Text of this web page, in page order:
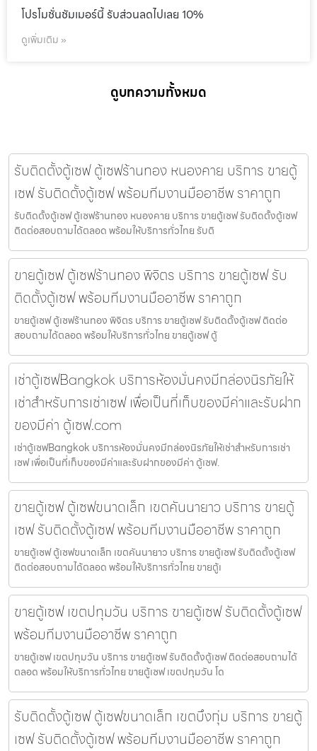
โปรโมชั่นชัมเมอร์นี้ รับส่วนลดไปเลย 10%
ดูเพิ่มเติม »
ดูบทความทั้งหมด
รับติดตั้งตู้เซฟ ตู้เซฟร้านทอง หนองคาย บริการ ขายตู้
เซฟ รับติดตั้งตู้เซฟ พร้อมทีมงานมืออาชีพ ราคาถูก
รับติดตั้งตู้เซฟ ตู้เซฟร้านทอง หนองคาย บริการ ขายตู้เซฟ รับติดตั้งตู้เซฟ
ติดต่อสอบถามได้ตลอด พร้อมให้บริการทั่วไทย รับติ
ขายตู้เซฟ ตู้เซฟร้านทอง พิจิตร บริการ ขายตู้เซฟ รับ
ติดตั้งตู้เซฟ พร้อมทีมงานมืออาชีพ ราคาถูก
ขายตู้เซฟ ตู้เซฟร้านทอง พิจิตร บริการ ขายตู้เซฟ รับติดตั้งตู้เซฟ ติดต่อ
สอบถามได้ตลอด พร้อมให้บริการทั่วไทย ขายตู้เซฟ ตู้
เช่าตู้เซฟBangkok บริการห้องมั่นคงมีกล่องนิรภัยให้
เช่าสำหรับการเช่าเซฟ เพื่อเป็นที่เก็บของมีค่าและรับฝาก
ของมีค่า ตู้เซฟ.com
เช่าตู้เซฟBangkok บริการห้องมั่นคงมีกล่องนิรภัยให้เช่าสำหรับการเช่า
เซฟ เพื่อเป็นที่เก็บของมีค่าและรับฝากของมีค่า ตู้เซฟ.
ขายตู้เซฟ ตู้เซฟขนาดเล็ก เขตคันนายาว บริการ ขายตู้
เซฟ รับติดตั้งตู้เซฟ พร้อมทีมงานมืออาชีพ ราคาถูก
ขายตู้เซฟ ตู้เซฟขนาดเล็ก เขตคันนายาว บริการ ขายตู้เซฟ รับติดตั้งตู้เซฟ
ติดต่อสอบถามได้ตลอด พร้อมให้บริการทั่วไทย ขายตู้เ
ขายตู้เซฟ เขตปทุมวัน บริการ ขายตู้เซฟ รับติดตั้งตู้เซฟ
พร้อมทีมงานมืออาชีพ ราคาถูก
ขายตู้เซฟ เขตปทุมวัน บริการ ขายตู้เซฟ รับติดตั้งตู้เซฟ ติดต่อสอบถามได้
ตลอด พร้อมให้บริการทั่วไทย ขายตู้เซฟ เขตปทุมวัน โด
รับติดตั้งตู้เซฟ ตู้เซฟขนาดเล็ก เขตบึงกุ่ม บริการ ขายตู้
เซฟ รับติดตั้งตู้เซฟ พร้อมทีมงานมืออาชีพ ราคาถูก